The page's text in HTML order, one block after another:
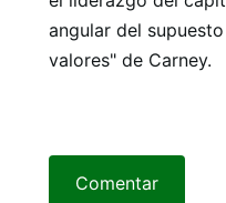
angular del
valores" de Carney.
Comentar